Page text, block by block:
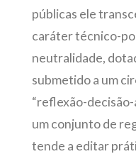
públicas ele
caráter técnico-
neutralidade,
submetido a um
“reflexão-
um conjunto de
tende a editar